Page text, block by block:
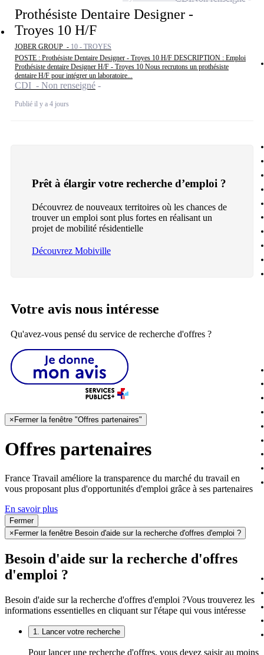
Prothésiste Dentaire Designer -
Troyes 10 H/F
JOBER GROUP - 10 - TROYES
POSTE : Prothésiste Dentaire Designer - Troyes 10 H/F DESCRIPTION : Emploi
Prothésiste dentaire Designer H/F - Troyes 10 Nous recrutons un prothésiste
dentaire H/F pour intégrer un laboratoire...
CDI - Non renseigné
Publié il y a 4 jours
Prêt à élargir votre recherche d’emploi ?
Découvrez de nouveaux territoires où les chances de
trouver un emploi sont plus fortes en réalisant un
projet de mobilité résidentielle
Découvrez Mobiville
Votre avis nous intéresse
Qu'avez-vous pensé du service de recherche d'offres ?
× Fermer la fenêtre "Offres partenaires"
Offres partenaires
France Travail améliore la transparence du marché du travail en
vous proposant plus d'opportunités d'emploi grâce à ses partenaires
En savoir plus
Fermer
× Fermer la fenêtre Besoin d'aide sur la recherche d'offres d'emploi ?
Besoin d'aide sur la recherche d'offres
d'emploi ?
Besoin d'aide sur la recherche d'offres d'emploi ?Vous trouverez les
informations essentielles en cliquant sur l'étape qui vous intéresse
1. Lancer votre recherche
Pour lancer une recherche d'offres, vous devez saisir au moins